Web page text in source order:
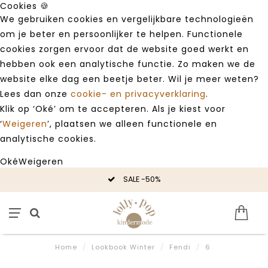
Cookies 🍪
We gebruiken cookies en vergelijkbare technologieën
om je beter en persoonlijker te helpen. Functionele
cookies zorgen ervoor dat de website goed werkt en
hebben ook een analytische functie. Zo maken we de
website elke dag een beetje beter. Wil je meer weten?
Lees dan onze cookie- en privacyverklaring.
Klik op ‘Oké’ om te accepteren. Als je kiest voor
‘Weigeren’, plaatsen we alleen functionele en
analytische cookies.
OkéWeigeren
SALE -50%
Home / Lookbook Winter / Fendi / 6